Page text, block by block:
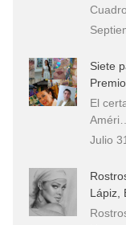
Siete
El
Améri…
Julio
Lápiz,